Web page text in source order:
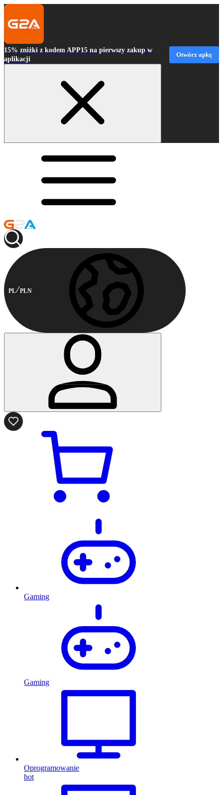
15% zniżki z kodem APP15 na pierwszy zakup w
aplikacji
Otwórz apkę
PL PLN
Gaming
Gaming
Oprogramowanie
hot